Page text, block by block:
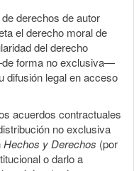
derechos de autor
el derecho moral de
del derecho
forma no exclusiva—
difusión legal en acceso
acuerdos contractuales
no exclusiva
Hechos y Derechos (por
o darlo a